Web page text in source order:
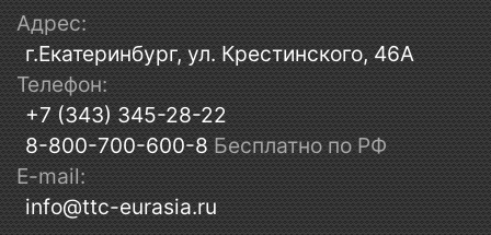
Адрес:
г.Екатеринбург, ул. Крестинского, 46А
Телефон:
+7 (343) 345-28-22
8-800-700-600-8 Бесплатно по РФ
E-mail:
info@ttc-eurasia.ru